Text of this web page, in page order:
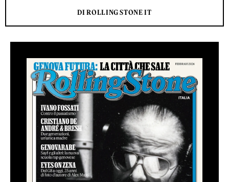
DI ROLLING STONE IT